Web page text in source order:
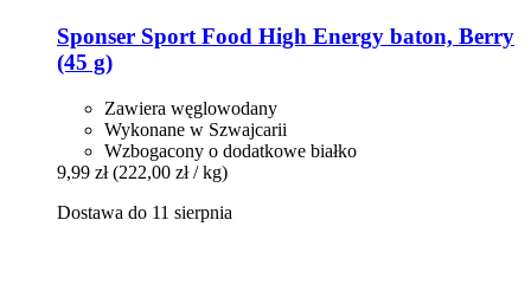
Sponser Sport Food High Energy baton, Berry
(45 g)
Zawiera węglowodany
Wykonane w Szwajcarii
Wzbogacony o dodatkowe białko
9,99 zł (222,00 zł / kg)
Dostawa do 11 sierpnia